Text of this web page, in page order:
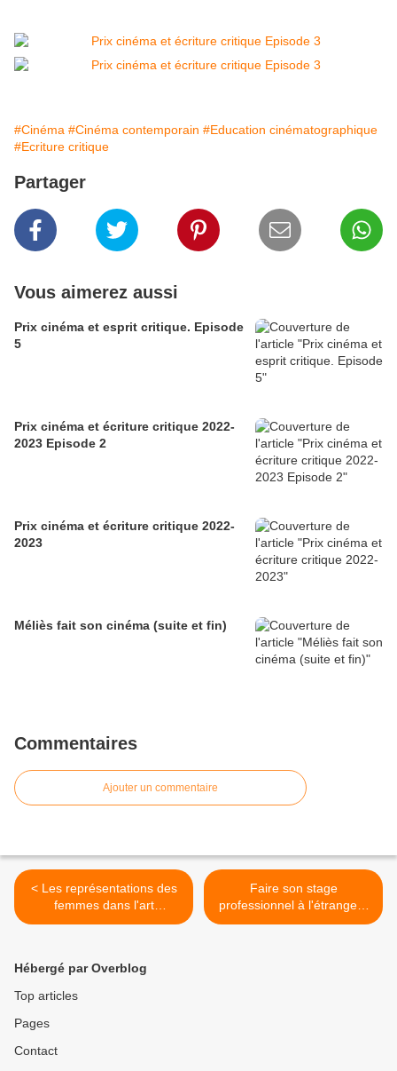
#Cinéma #Cinéma contemporain #Education cinématographique
#Ecriture critique
Partager
Vous aimerez aussi
Prix cinéma et esprit critique. Episode
5
Prix cinéma et écriture critique 2022-
2023 Episode 2
Prix cinéma et écriture critique 2022-
2023
Méliès fait son cinéma (suite et fin)
Commentaires
Ajouter un commentaire
< Les représentations des
femmes dans l'art
(Bougeons sans bouger)
Faire son stage
professionnel à l'étranger :
Malte >
Hébergé par Overblog
Top articles
Pages
Contact